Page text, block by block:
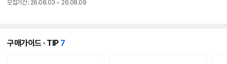
모집기간 : 26.08.03 ~ 26.08.09
구매가이드 · TIP 7개